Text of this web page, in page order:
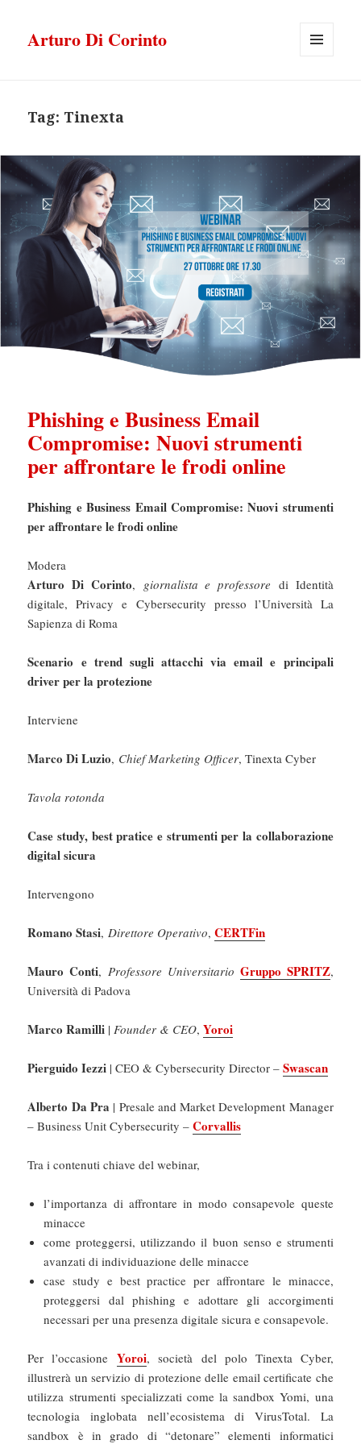
Arturo Di Corinto
Tag: Tinexta
Phishing e Business Email
Compromise: Nuovi strumenti
per affrontare le frodi online
Phishing e Business Email Compromise: Nuovi strumenti
per affrontare le frodi online
Modera
Arturo Di Corinto, giornalista e professore di Identità
digitale, Privacy e Cybersecurity presso l’Università La
Sapienza di Roma
Scenario e trend sugli attacchi via email e principali
driver per la protezione
Interviene
Marco Di Luzio, Chief Marketing Officer, Tinexta Cyber
Tavola rotonda
Case study, best pratice e strumenti per la collaborazione
digital sicura
Intervengono
Romano Stasi, Direttore Operativo,CERTFin
Mauro Conti, Professore Universitario Gruppo SPRITZ,
Università di Padova
Marco Ramilli | Founder & CEO,Yoroi
Pierguido Iezzi | CEO & Cybersecurity Director –Swascan
Alberto Da Pra | Presale and Market Development Manager
– Business Unit Cybersecurity –Corvallis
Tra i contenuti chiave del webinar,
l’importanza di affrontare in modo consapevole queste
minacce
come proteggersi, utilizzando il buon senso e strumenti
avanzati di individuazione delle minacce
case study e best practice per affrontare le minacce,
proteggersi dal phishing e adottare gli accorgimenti
necessari per una presenza digitale sicura e consapevole.
Per l’occasioneYoroi, società del polo Tinexta Cyber,
illustrerà un servizio di protezione delle email certificate che
utilizza strumenti specializzati come la sandbox Yomi, una
tecnologia inglobata nell’ecosistema di VirusTotal. La
sandbox è in grado di “detonare” elementi informatici